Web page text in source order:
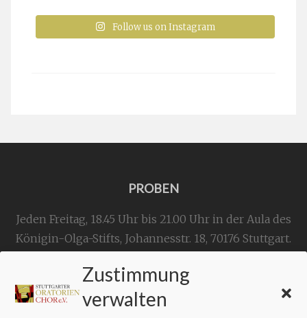
Zustimmung
verwalten
Follow us on Instagram
PROBEN
Jeden Freitag, 18.45 Uhr bis 21.00 Uhr in der Aula des
Königin-Olga-Stifts, Johannesstr. 18, 70176 Stuttgart.
KONTAKT
Geschäftsstelle: